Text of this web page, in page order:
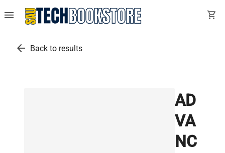
menu shopping_cart
arrow_back Back to results
AD
VA
NC